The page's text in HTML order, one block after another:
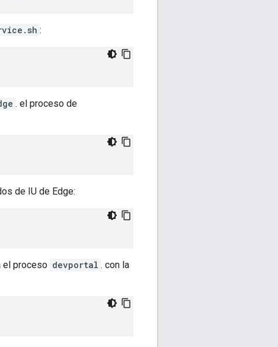
:
. el proceso de
de IU de Edge:
el proceso devportal . con la